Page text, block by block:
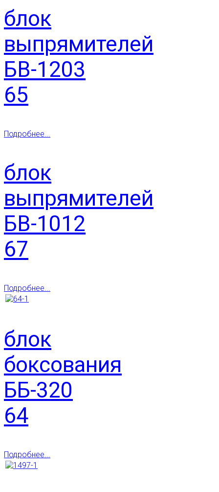
блок
выпрямителей
БВ-1203
65
Подробнее...
блок
выпрямителей
БВ-1012
67
Подробнее...
блок
боксования
ББ-320
64
Подробнее...